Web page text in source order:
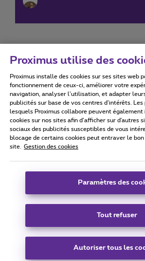
Conditions d'utilisation
Tous droits réservés. © 2026 Proximus
Conditions générales, info consommateur
Coordonnées de l’entreprise
Boulevard du Roi Albert II 27 - B-1030
Carrier & Wholesale Solutions
|Telindus
Proximus utilise des
Proximus installe des cookies sur ses sites web
fonctionnement de ceux-ci, améliorer votre
navigation, analyser l’utilisation, et adapter
publicités sur base de vos centres d’intérêts.
lesquels Proximus collabore peuvent
cookies sur nos sites afin d’afficher sur d'autres
sociaux des publicités susceptibles de vous
blocage de certains cookies peut entraver le
site.
Gestion des cookies
Paramètres des
Tout refuser
Autoriser tous les